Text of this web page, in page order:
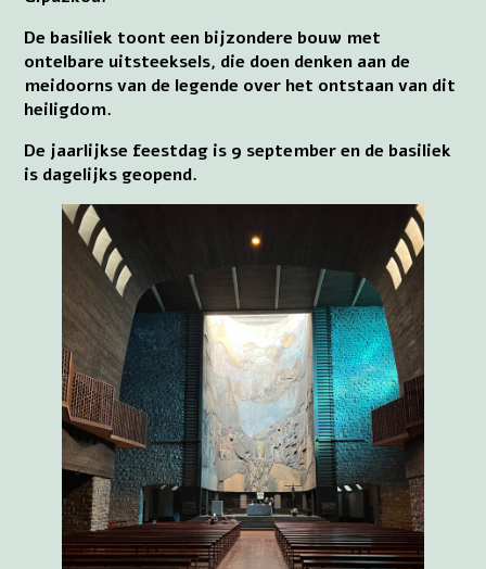
De basiliek toont een bijzondere bouw met
ontelbare uitsteeksels, die doen denken aan de
meidoorns van de legende over het ontstaan van dit
heiligdom.
De jaarlijkse feestdag is 9 september en de basiliek
is dagelijks geopend.